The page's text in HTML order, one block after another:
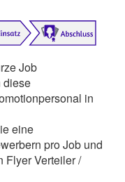
Job
diese
in
eine
pro Job und
Flyer Verteiler /